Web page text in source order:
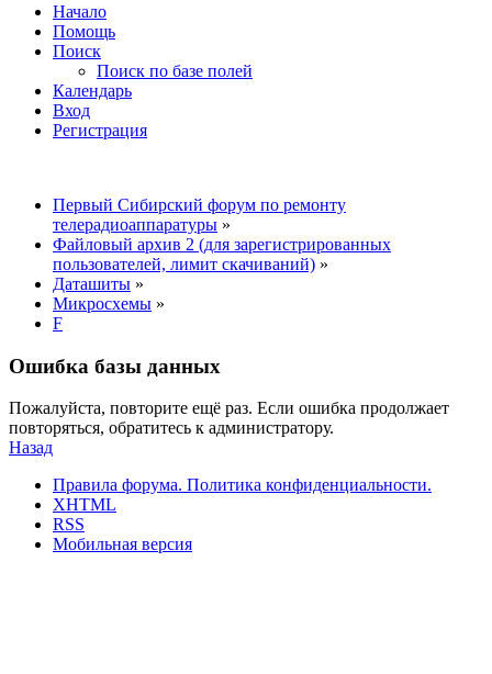
Начало
Помощь
Поиск
Поиск по базе полей
Календарь
Вход
Регистрация
Первый Сибирский форум по ремонту
телерадиоаппаратуры »
Файловый архив 2 (для зарегистрированных
пользователей, лимит скачиваний) »
Даташиты »
Микросхемы »
F
Ошибка базы данных
Пожалуйста, повторите ещё раз. Если ошибка продолжает
повторяться, обратитесь к администратору.
Назад
Правила форума. Политика конфиденциальности.
XHTML
RSS
Мобильная версия